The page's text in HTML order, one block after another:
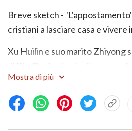
Breve sketch -
cristiani a lasciare casa e vivere
Xu Huilin e suo marito Zhiyong
di Dio Onnipotente. Fuggono
aver appreso che il governo
causa della loro fede. La loro
vivere con la nonna, e le due
Mostra di più